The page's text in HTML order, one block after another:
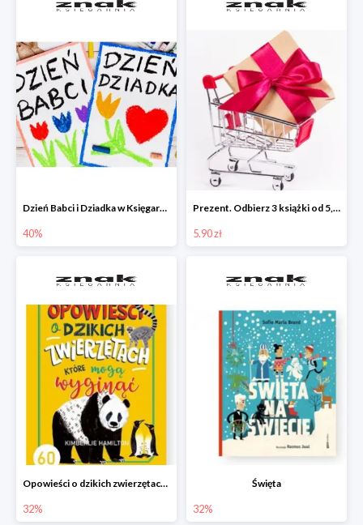
Dzień Babci i Dziadka w Księgarni Znak do -40%
40%
Prezent. Odbierz 3 książki od 5,90zł
5.90 zł
Opowieści o dzikich zwierzętach, które mogą wyginąć.
32%
Święta
32%